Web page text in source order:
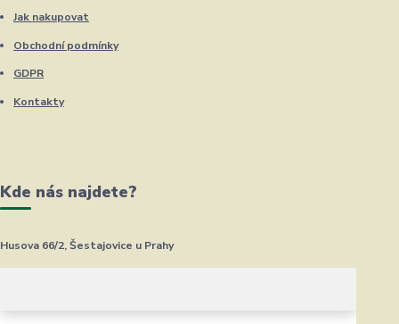
Jak nakupovat
Obchodní podmínky
GDPR
Kontakty
Kde nás najdete?
Husova 66/2, Šestajovice u Prahy